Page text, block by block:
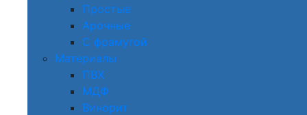
Простые
Арочные
С фрамугой
Материалы
ПВХ
МДФ
Винорит